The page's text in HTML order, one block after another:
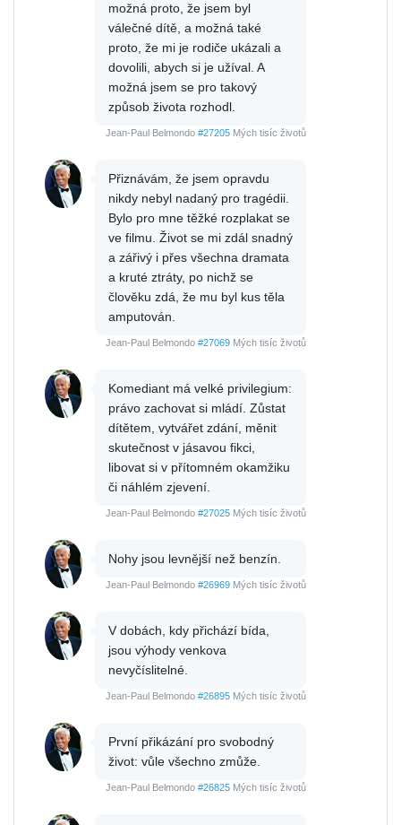
možná proto, že jsem byl
válečné dítě, a možná také
proto, že mi je rodiče ukázali a
dovolili, abych si je užíval. A
možná jsem se pro takový
způsob života rozhodl.
Jean-Paul Belmondo #27205 Mých tisíc životů
Přiznávám, že jsem opravdu
nikdy nebyl nadaný pro tragédii.
Bylo pro mne těžké rozplakat se
ve filmu. Život se mi zdál snadný
a zářivý i přes všechna dramata
a kruté ztráty, po nichž se
člověku zdá, že mu byl kus těla
amputován.
Jean-Paul Belmondo #27069 Mých tisíc životů
Komediant má velké privilegium:
právo zachovat si mládí. Zůstat
dítětem, vytvářet zdání, měnit
skutečnost v jásavou fikci,
libovat si v přítomném okamžiku
či náhlém zjevení.
Jean-Paul Belmondo #27025 Mých tisíc životů
Nohy jsou levnější než benzín.
Jean-Paul Belmondo #26969 Mých tisíc životů
V dobách, kdy přichází bída,
jsou výhody venkova
nevyčíslitelné.
Jean-Paul Belmondo #26895 Mých tisíc životů
První přikázání pro svobodný
život: vůle všechno zmůže.
Jean-Paul Belmondo #26825 Mých tisíc životů